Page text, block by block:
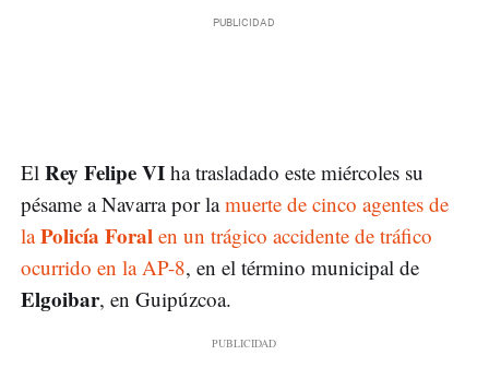
El Rey Felipe VI ha trasladado este miércoles su
pésame a Navarra por lamuerte de cinco agentes de
laPolicía Foral en un trágico accidente de tráfico
ocurrido en la AP-8, en el término municipal de
Elgoibar, en Guipúzcoa.